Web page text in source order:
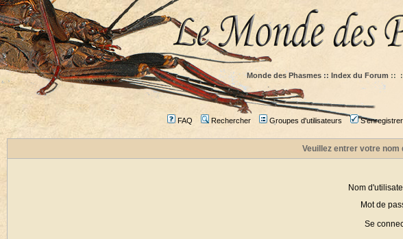
Monde des Phasmes :: Index du Forum ::
FAQ Rechercher Groupes d'utilisateurs S'enregistrer
Veuillez entrer votre
Nom
Mot de
Se